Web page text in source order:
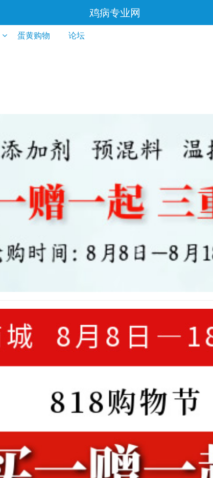
鸡病专业网
蛋黄购物 论坛